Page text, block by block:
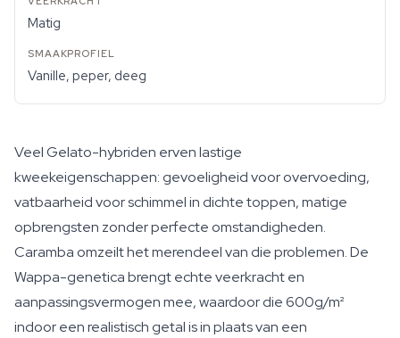
Matig
Vanille, peper, deeg
Veel Gelato-hybriden erven lastige
kweekeigenschappen: gevoeligheid voor overvoeding,
vatbaarheid voor schimmel in dichte toppen, matige
opbrengsten zonder perfecte omstandigheden.
Caramba omzeilt het merendeel van die problemen. De
Wappa-genetica brengt echte veerkracht en
aanpassingsvermogen mee, waardoor die 600g/m²
indoor een realistisch getal is in plaats van een